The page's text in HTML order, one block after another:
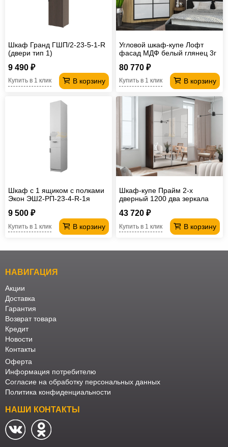
Шкаф Гранд ГШП/2-23-5-1-R
(двери тип 1)
9 490 ₽
В корзину
Купить в 1 клик
Угловой шкаф-купе Лофт
фасад МДФ белый глянец 3г
80 770 ₽
В корзину
Купить в 1 клик
Шкаф с 1 ящиком с полками
Экон ЭШ2-РП-23-4-R-1я
9 500 ₽
В корзину
Купить в 1 клик
Шкаф-купе Прайм 2-х
дверный 1200 два зеркала
43 720 ₽
В корзину
Купить в 1 клик
НАВИГАЦИЯ
Акции
Доставка
Гарантия
Возврат товара
Кредит
Новости
Контакты
Оферта
Информация потребителю
Согласие на обработку персональных данных
Политика конфиденциальности
НАШИ КОНТАКТЫ